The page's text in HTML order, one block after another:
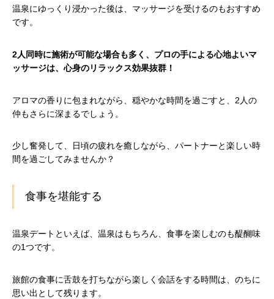
温泉にゆっくり浸かった後は、マッサージを受けるのもおすすめ
です。
2人同時に施術が可能な場合も多く、プロの手による心地よいマ
ッサージは、心身のリラックス効果抜群！
アロマの香りに包まれながら、穏やかな時間を過ごすと、2人の
仲もさらに深まるでしょう。
少し奮発して、日頃の疲れを癒しながら、パートナーと楽しい時
間を過ごしてみませんか？
食事を堪能する
温泉デートといえば、温泉はもちろん、食事を楽しむのも醍醐味
の1つです。
旅館の食事に舌鼓を打ちながら楽しく会話をする時間は、のちに
思い出として残ります。